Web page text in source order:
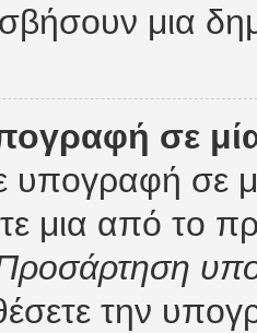
μια
σε
υπογραφή σε
μια από το
την